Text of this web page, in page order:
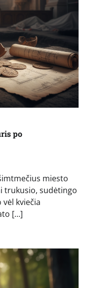
po
miesto
trukusio, sudėtingo
kviečia
[…]